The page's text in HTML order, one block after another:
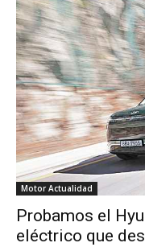
Motor Actualidad
Probamos el
eléctrico que